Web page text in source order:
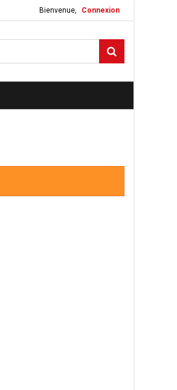
Bienvenue, Connexion